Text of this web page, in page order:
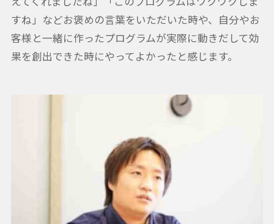
すね」などお褒めの言葉をいただいた時や、自分やお
客様と一緒に作ったプログラムが実際に動きだして効
果を創出できた時にやってよかったと感じます。